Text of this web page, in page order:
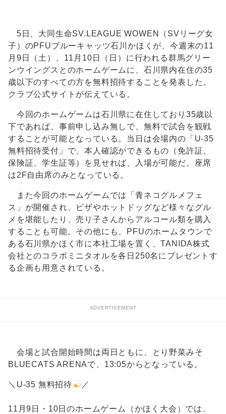
5日、大同生命SV.LEAGUE WOWEN（SVリーグ女
子）のPFUブルーキャッツ石川かほくが、今週末の11
月9日（土）、11月10日（日）に行われる群馬グリー
ンウイングスとのホームゲームに、石川県内在住の35
歳以下のすべての方を無料招待することを発表した。
クラブ公式サイトが伝えている。
今回のホームゲームは石川県に在住しており35歳以
下であれば、事前申し込み無しで、無料で試合を観戦
することが可能となっている。当日は会場内の「U-35
無料招待受付」で、本人確認ができるもの（免許証、
保険証、学生証等）を見せれば、入場が可能だ。座席
は2F自由席のみとなっている。
また今回のホームゲームでは「青ネコグルメフェ
ス」が開催され、ピザやホットドッグなど様々なグル
メを堪能したり、売り子さんからアルコール類を購入
することも可能。その他にも、PFUのホームタウンで
ある石川県かほく市に本社工場を置く、TANIDA株式
会社とのコラボミニタオルを各日250名にプレゼントす
る企画も用意されている。
ADVERTISEMENT
会場と試合開始時間は両日ともに、とり野菜みそ
BLUECATS ARENAで、13:05からとなっている。
＼U-35 無料招待 ／
11月9日・10日のホームゲーム（かほく大会）では、